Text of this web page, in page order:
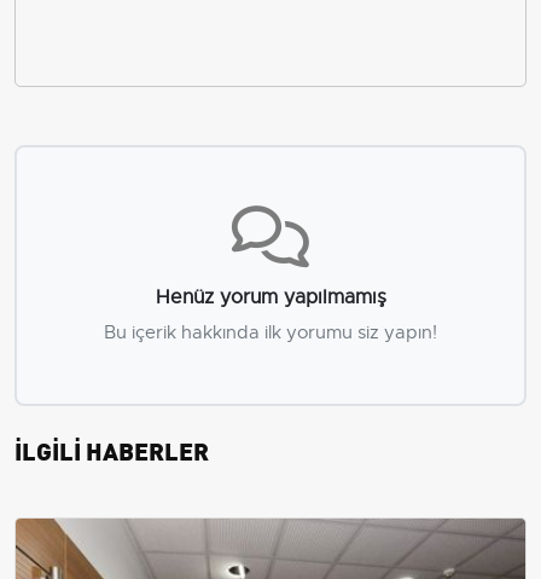
Henüz yorum yapılmamış
Bu içerik hakkında ilk yorumu siz yapın!
İLGİLİ HABERLER